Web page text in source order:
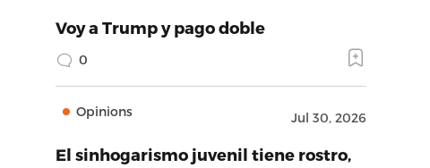
Voy a Trump y pago doble
0
Opinions Jul 30, 2026
El sinhogarismo juvenil tiene rostro,